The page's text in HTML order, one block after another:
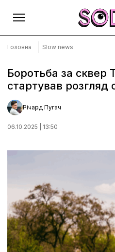
Головна
Тексти
Спецпроєкти
Редакційна політика
Правила використання
Документи
Головна Slow news
Боротьба за сквер
стартував розгляд
Річард Пугач
06.10.2025 | 13:50